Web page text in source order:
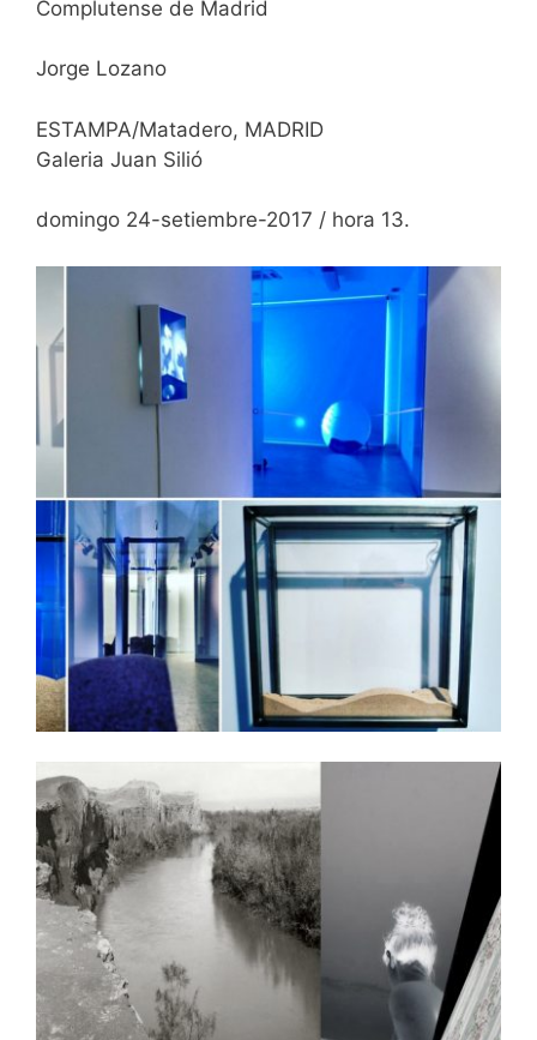
Complutense de Madrid
Jorge Lozano
ESTAMPA/Matadero, MADRID
Galeria Juan Silió
domingo 24-setiembre-2017 / hora 13.